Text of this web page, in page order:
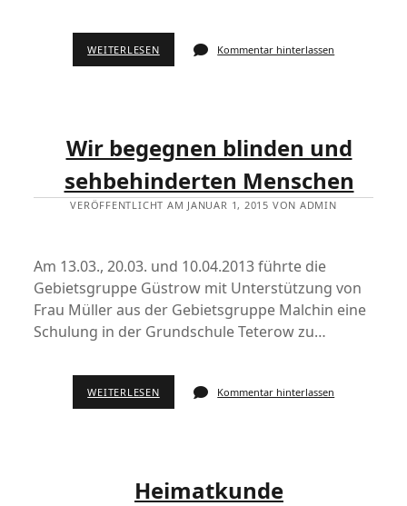
WEITERLESEN Kommentar hinterlassen
Wir begegnen blinden und
sehbehinderten Menschen
VERÖFFENTLICHT AM JANUAR 1, 2015 VON ADMIN
Am 13.03., 20.03. und 10.04.2013 führte die
Gebietsgruppe Güstrow mit Unterstützung von
Frau Müller aus der Gebietsgruppe Malchin eine
Schulung in der Grundschule Teterow zu…
WEITERLESEN Kommentar hinterlassen
Heimatkunde